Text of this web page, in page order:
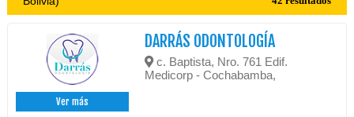
Ver más
DARRÁS ODONTOLOGÍA
c. Baptista, Nro. 761 Edif.
Medicorp - Cochabamba,